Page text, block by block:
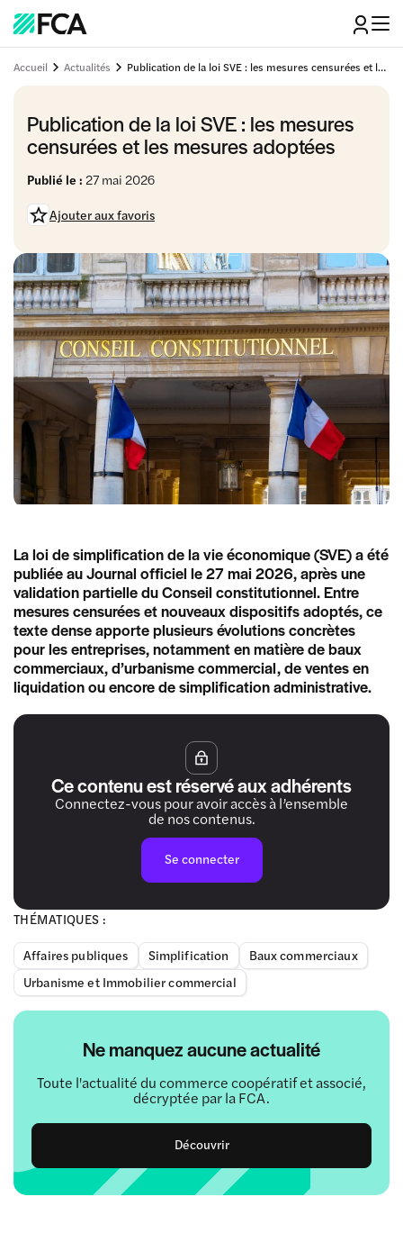
Accueil Actualités Publication de la loi SVE : les mesures censurées et les mesures adoptées
Publication de la loi SVE : les mesures
censurées et les mesures adoptées
Publié le : 27 mai 2026
Ajouter aux favoris
THÉMATIQUES :
Affaires publiques
Simplification
Baux commerciaux
Urbanisme et Immobilier commercial
Ne manquez aucune actualité
Toute l'actualité du commerce coopératif et associé,
décryptée par la FCA.
Découvrir
La loi de simplification de la vie économique (SVE) a été
publiée au Journal officiel le 27 mai 2026, après une
validation partielle du Conseil constitutionnel. Entre
mesures censurées et nouveaux dispositifs adoptés, ce
texte dense apporte plusieurs évolutions concrètes
pour les entreprises, notamment en matière de baux
commerciaux, d’urbanisme commercial, de ventes en
liquidation ou encore de simplification administrative.
Ce contenu est réservé aux adhérents
Connectez-vous pour avoir accès à l’ensemble
de nos contenus.
Se connecter